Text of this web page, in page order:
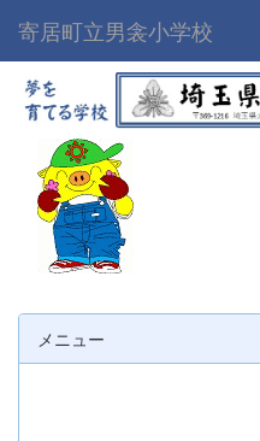
寄居町立男衾小学校
メニュー